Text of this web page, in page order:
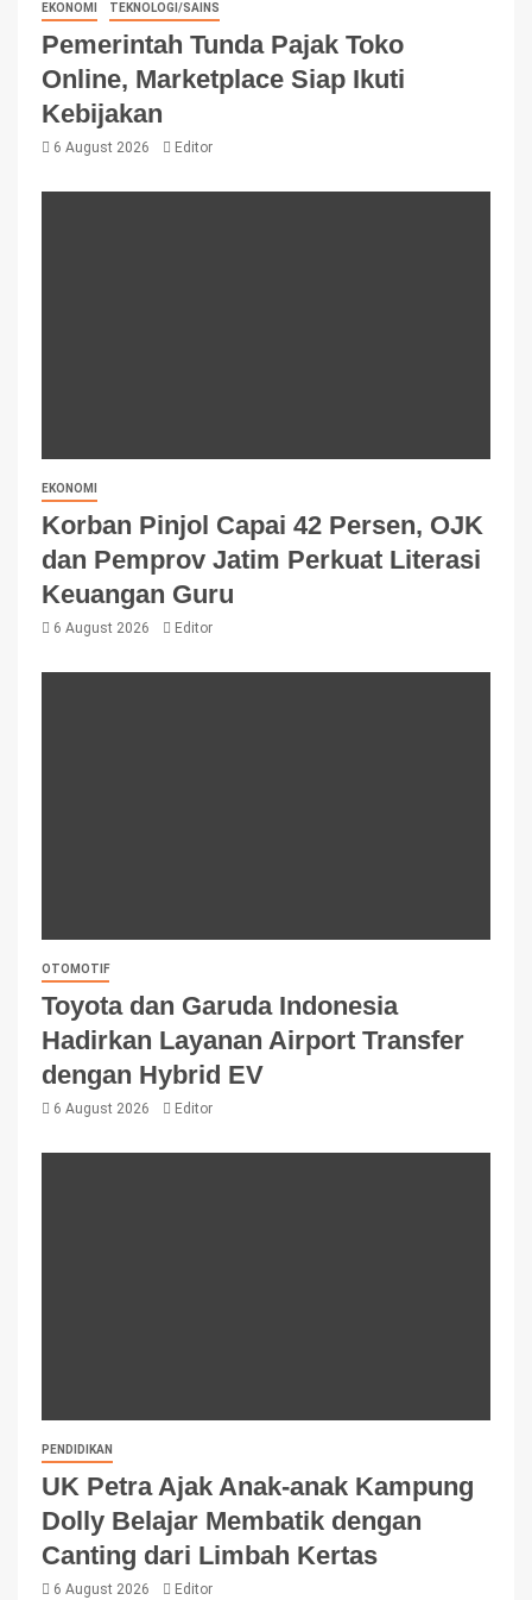
EKONOMI TEKNOLOGI/SAINS
Pemerintah Tunda Pajak Toko
Online, Marketplace Siap Ikuti
Kebijakan
6 August 2026 Editor
EKONOMI
Korban Pinjol Capai 42 Persen, OJK
dan Pemprov Jatim Perkuat Literasi
Keuangan Guru
6 August 2026 Editor
OTOMOTIF
Toyota dan Garuda Indonesia
Hadirkan Layanan Airport Transfer
dengan Hybrid EV
6 August 2026 Editor
PENDIDIKAN
UK Petra Ajak Anak-anak Kampung
Dolly Belajar Membatik dengan
Canting dari Limbah Kertas
6 August 2026 Editor